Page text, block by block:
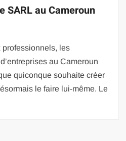
SARL au Cameroun
professionnels, les
au Cameroun
quiconque souhaite créer
le faire lui-même. Le